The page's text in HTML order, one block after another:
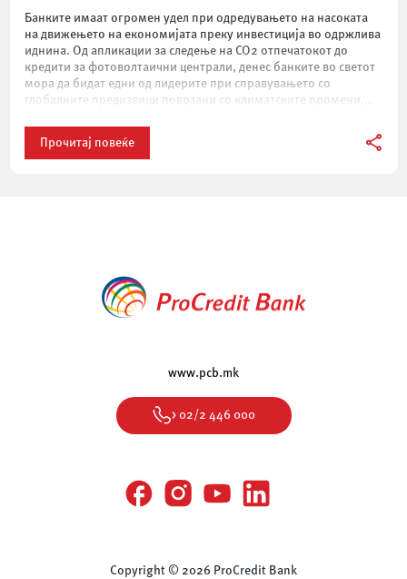
Банките имаат огромен удел при одредувањето на насоката
на движењето на економијата преку инвестиција во одржлива
иднина. Од апликации за следење на CO2 отпечатокот до
кредити за фотоволтаични централи, денес банките во светот
мора да бидат едни од лидерите при справувањето со
глобалните предизвици поврзани со климатските промени,
Прочитај повеќе
www.pcb.mk
> 02/2 446 000
Copyright © 2026 ProCredit Bank